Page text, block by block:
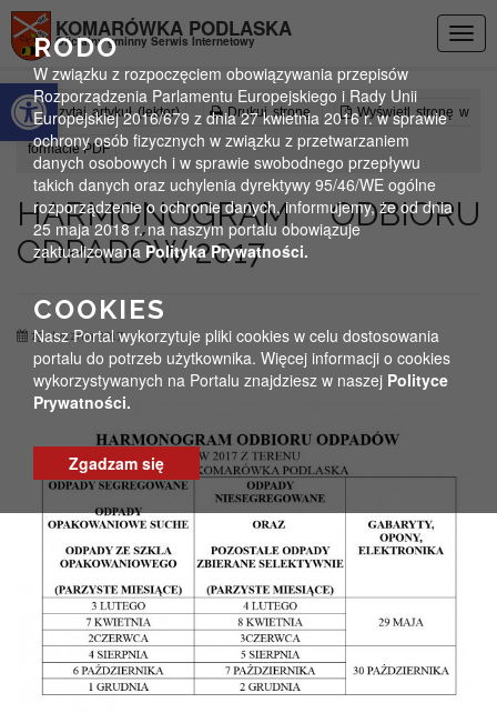
Otwórz pasek narzędzi
KOMARÓWKA PODLASKA
Oficjalny gminny Serwis Internetowy
Czytaj artykuł (lektor) Drukuj stronę Wyświetl stronę w
formacie PDF
HARMONOGRAM ODBIORU
ODPADÓW 2017
19 stycznia 2017
RODO
W związku z rozpoczęciem obowiązywania przepisów
Rozporządzenia Parlamentu Europejskiego i Rady Unii
Europejskiej 2016/679 z dnia 27 kwietnia 2016 r. w sprawie
ochrony osób fizycznych w związku z przetwarzaniem
danych osobowych i w sprawie swobodnego przepływu
takich danych oraz uchylenia dyrektywy 95/46/WE ogólne
rozporządzenie o ochronie danych, informujemy, że od dnia
25 maja 2018 r. na naszym portalu obowiązuje
zaktualizowana Polityka Prywatności.
COOKIES
Nasz Portal wykorzytuje pliki cookies w celu dostosowania
portalu do potrzeb użytkownika. Więcej informacji o cookies
wykorzystywanych na Portalu znajdziesz w naszej Polityce
Prywatności.
Zgadzam się